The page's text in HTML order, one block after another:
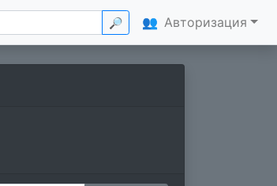
🔎 👥 Авторизация